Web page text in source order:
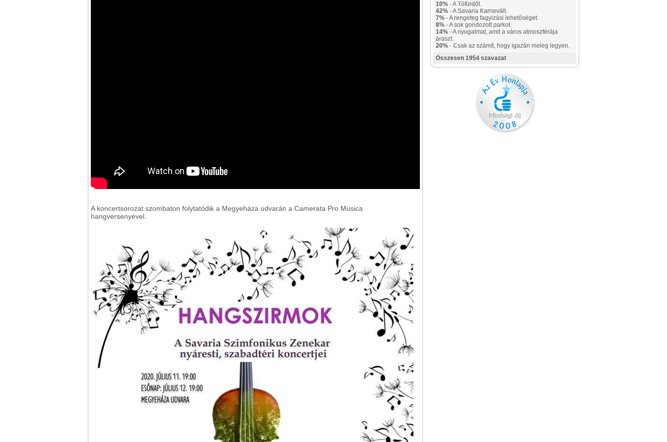
A koncertsorozat szombaton folytatódik a Megyeháza udvarán a Camerata Pro Musica
hangversenyével.
10% - A Tófürdőt.
42% - A Savaria Karnevált.
7% - A rengeteg fagyizási lehetőséget.
8% - A sok gondozott parkot.
14% - A nyugalmat, amit a város atmoszférája
áraszt.
20% - Csak az számít, hogy igazán meleg legyen.
Összesen 1954 szavazat